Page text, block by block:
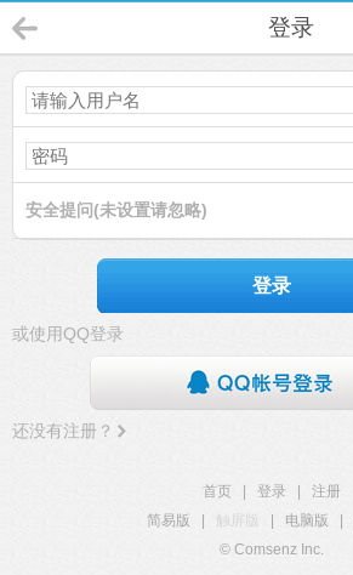
登录
安全提问(未设置请忽略)
登录
或使用QQ登录
还没有注册？
首页 登录
注册
简易版
触屏版 电脑版
© Comsenz Inc.